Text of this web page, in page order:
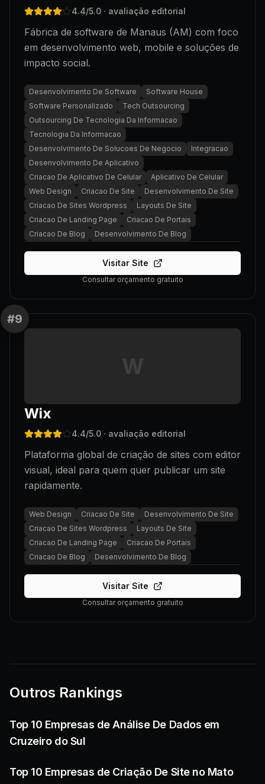
4.4/5.0 · avaliação editorial
Fábrica de software de Manaus (AM) com foco
em desenvolvimento web, mobile e soluções de
impacto social.
Desenvolvimento De Software
Software House
Software Personalizado
Tech Outsourcing
Outsourcing De Tecnologia Da Informacao
Tecnologia Da Informacao
Desenvolvimento De Solucoes De Negocio
Integracao
Desenvolvimento De Aplicativo
Criacao De Aplicativo De Celular
Aplicativo De Celular
Web Design
Criacao De Site
Desenvolvimento De Site
Criacao De Sites Wordpress
Layouts De Site
Criacao De Landing Page
Criacao De Portais
Criacao De Blog
Desenvolvimento De Blog
Visitar Site
Consultar orçamento gratuito
#9
W
Wix
4.4/5.0 · avaliação editorial
Plataforma global de criação de sites com editor
visual, ideal para quem quer publicar um site
rapidamente.
Web Design Criacao De Site
Desenvolvimento De Site
Criacao De Sites Wordpress
Layouts De Site
Criacao De Landing Page
Criacao De Portais
Criacao De Blog
Desenvolvimento De Blog
Visitar Site
Consultar orçamento gratuito
Outros Rankings
Top 10 Empresas de Análise De Dados em
Cruzeiro do Sul
Top 10 Empresas de Criação De Site no Mato